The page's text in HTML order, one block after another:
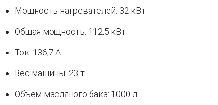
Мощность нагревателей: 32 кВт
Общая мощность: 112,5 кВт
Ток: 136,7 A
Вес машины: 23 т
Объем масляного бака: 1000 л